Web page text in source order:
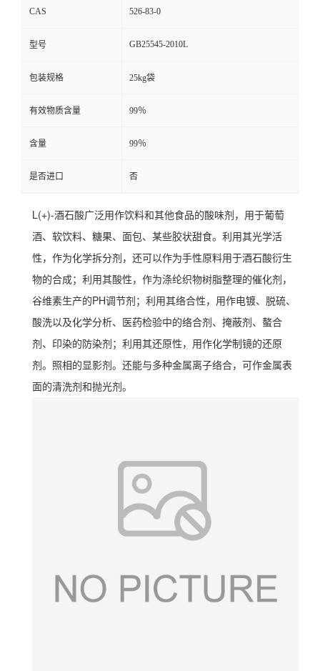
CAS 526-83-0
型号 GB25545-2010L
包装规格 25kg袋
有效物质含量 99％
含量 99％
是否进口 否
L(+)-酒石酸广泛用作饮料和其他食品的酸味剂，用于葡萄
酒、软饮料、糖果、面包、某些胶状甜食。利用其光学活
性，作为化学拆分剂，还可以作为手性原料用于酒石酸衍生
物的合成；利用其酸性，作为涤纶织物树脂整理的催化剂，
谷维素生产的PH调节剂；利用其络合性，用作电镀、脱硫、
酸洗以及化学分析、医药检验中的络合剂、掩蔽剂、螯合
剂、印染的防染剂；利用其还原性，用作化学制镜的还原
剂。照相的显影剂。还能与多种金属离子络合，可作金属表
面的清洗剂和抛光剂。